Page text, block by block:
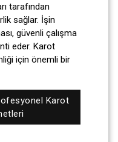
tarafından
sağlar. İşin
güvenli çalışma
eder. Karot
için önemli bir
Karot